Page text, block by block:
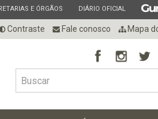
E ÓRGÃOS ESTADO
DIÁRIO OFICIAL
Contraste Fale conosco Mapa